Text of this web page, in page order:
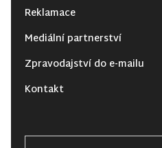
Reklamace
Mediální partnerství
Zpravodajství do e-mailu
Kontakt